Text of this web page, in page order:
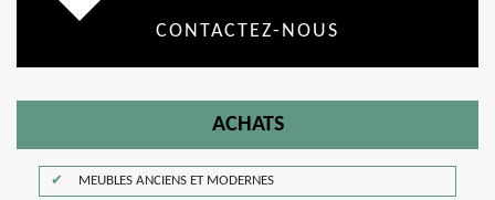
CONTACTEZ-NOUS
ACHATS
MEUBLES ANCIENS ET MODERNES